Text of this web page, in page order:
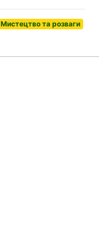
Мистецтво та розваги